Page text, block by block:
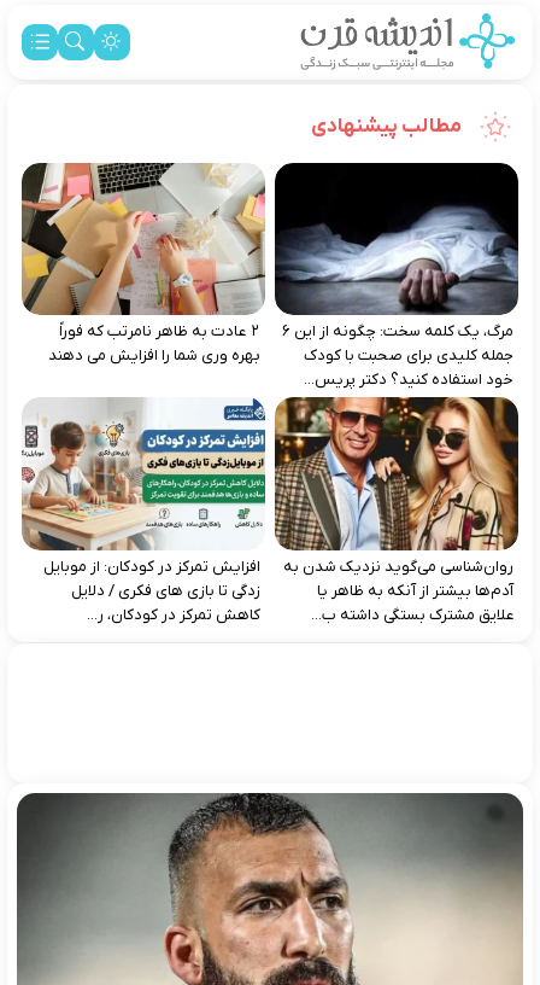
مطالب پیشنهادی
مرگ، یک کلمه سخت: چگونه از این ۶
جمله کلیدی برای صحبت با کودک
خود استفاده کنید؟ دکتر پریس...
۲ عادت به‌ ظاهر نامرتب که فوراً
بهره‌ وری شما را افزایش می‌ دهند
روان‌شناسی می‌گوید نزدیک شدن به
آدم‌ها بیشتر از آنکه به ظاهر یا
علایق مشترک بستگی داشته ب...
افزایش تمرکز در کودکان: از موبایل‌
زدگی تا بازی‌ های فکری / دلایل
کاهش تمرکز در کودکان، ر...